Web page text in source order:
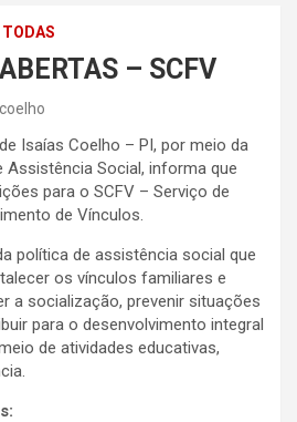
TODAS
– SCFV
Isaías Coelho – PI, por meio da
Assistência Social, informa que
para o SCFV – Serviço de
de Vínculos.
política de assistência social que
os vínculos familiares e
a socialização, prevenir situações
para o desenvolvimento integral
de atividades educativas,